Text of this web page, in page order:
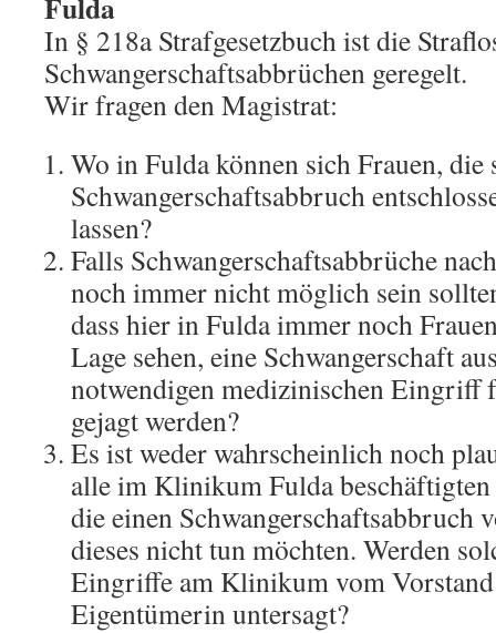
In § 218a Strafgesetzbuch ist die
Schwangerschaftsabbrüchen geregelt.
Wir fragen den Magistrat:
Wo in Fulda können sich Frauen, die
Schwangerschaftsabbruch
lassen?
Falls Schwangerschaftsabbrüche
noch immer nicht möglich sein
dass hier in Fulda immer noch
Lage sehen, eine Schwangerschaft
notwendigen medizinischen Eingriff
gejagt werden?
Es ist weder wahrscheinlich noch
alle im Klinikum Fulda
die einen Schwangerschaftsabbruch
dieses nicht tun möchten. Werden
Eingriffe am Klinikum vom
Eigentümerin untersagt?